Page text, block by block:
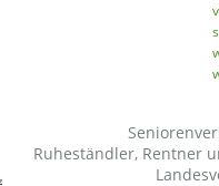
Ruheständler, Rentner